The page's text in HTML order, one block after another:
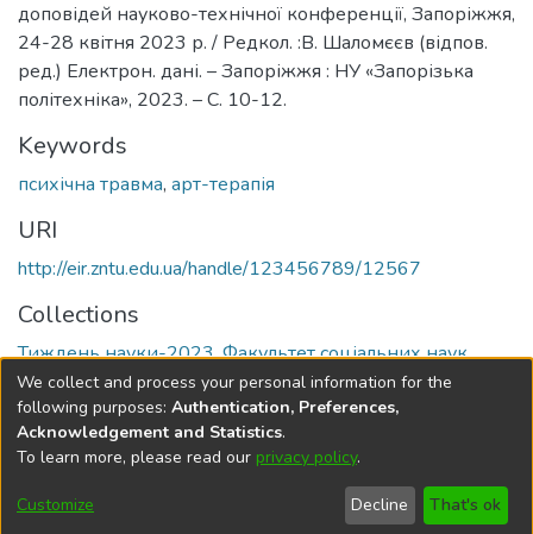
доповідей науково-технічної конференції, Запоріжжя,
24-28 квітня 2023 р. / Редкол. :В. Шаломєєв (відпов.
ред.) Електрон. дані. – Запоріжжя : НУ «Запорізька
політехніка», 2023. – С. 10-12.
Keywords
психічна травма, арт-терапія
URI
http://eir.zntu.edu.ua/handle/123456789/12567
Collections
Тиждень науки-2023. Факультет соціальних наук
Full item page
DSpace softwarecopyright © 2002-2026
Cookie
End User
Agreement
Send
Feedback
We collect and process your personal information for the
following purposes: Authentication, Preferences,
Acknowledgement and Statistics.
To learn more, please read our privacy policy.
Customize Decline That's ok